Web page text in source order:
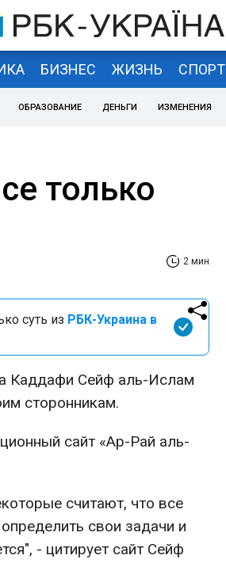
БИЗНЕС ЖИЗНЬ СПОРТ
ОБРАЗОВАНИЕ ДЕНЬГИ ИЗМЕНЕНИЯ
только
2 мин
суть из РБК-Украина в
Каддафи Сейф аль-Ислам
сторонникам.
сайт «Ар-Рай аль-
считают, что все
свои задачи и
- цитирует сайт Сейф